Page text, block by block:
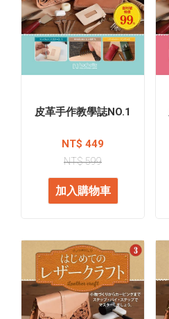
皮革手作教學誌NO.1
NT$ 449
NT$ 599
加入購物車